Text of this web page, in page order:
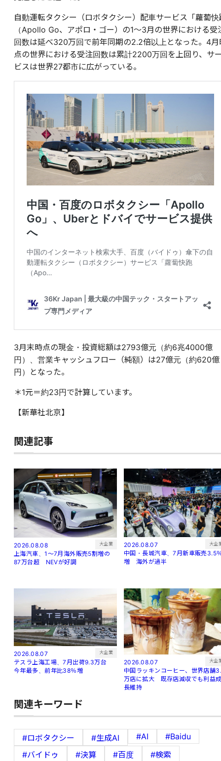
自動運転タクシー（ロボタクシー）配車サービス「蘿蔔快
（Apollo Go、アポロ・ゴー）の1～3月の世界における受
回数は延べ320万回で前年同期の2.2倍以上となった。4月
点の世界における受注回数は累計2200万回を上回り、サ
ビスは世界27都市に広がっている。
3月末時点の現金・投資総額は2793億元（約6兆4000億
円）、営業キャッシュフロー（純額）は27億元（約620億
円）となった。
＊1元＝約23円で計算しています。
【新華社北京】
関連記事
2026.08.08 大企業
上海汽車、1～7月海外販売5割増の
87万台超 NEVが好調
2026.08.07 大企
中国・長城汽車、7月新車販売3.5
増 海外が過半
2026.08.07 大企業
テスラ上海工場、7月出荷9.3万台
今年最多、前年比38％増
2026.08.07 大企
中国ラッキンコーヒー、世界店舗
万店に拡大 既存店減収でも利益
長維持
関連キーワード
#ロボタクシー #生成AI #AI
#Baidu
#バイドゥ
#決算 #百度 #検索